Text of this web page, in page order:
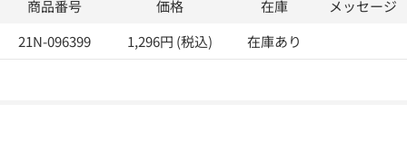
商品番号 価格 在庫
メッセージ
21N-096399
1,296円 (税込) 在庫あり